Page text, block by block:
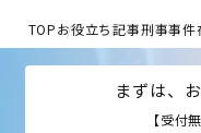
TOPお役立ち記事刑事事件
まずは、
【受付